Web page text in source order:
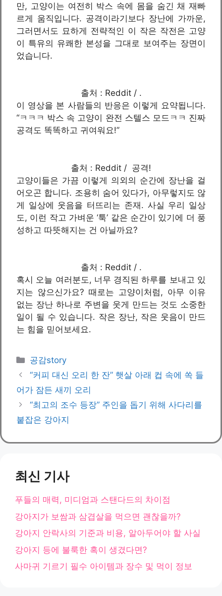
만, 고양이는 여전히 박스 속에 몸을 숨긴 채 재빠
르게 움직입니다. 공격이라기보다 장난에 가까운,
그러면서도 묘하게 전략적인 이 작은 작전은 고양
이 특유의 유쾌한 본성을 그대로 보여주는 장면이
었습니다.
출처 : Reddit / .
이 영상을 본 사람들의 반응은 이렇게 요약됩니다.
“ㅋㅋㅋ 박스 속 고양이 완전 스텔스 모드ㅋㅋ 진짜
공격도 똑똑하고 귀여워요!”
출처 : Reddit / 공격!
고양이들은 가끔 이렇게 의외의 순간에 장난을 걸
어오곤 합니다. 조용히 숨어 있다가, 아무렇지도 않
게 일상에 웃음을 터뜨리는 존재. 사실 우리 일상
도, 이런 작고 가벼운 ‘툭’ 같은 순간이 있기에 더 풍
성하고 따뜻해지는 건 아닐까요?
출처 : Reddit / .
혹시 오늘 여러분도, 너무 경직된 하루를 보내고 있
지는 않으신가요? 때로는 고양이처럼, 아무 이유
없는 장난 하나로 주변을 웃게 만드는 것도 소중한
일이 될 수 있습니다. 작은 장난, 작은 웃음이 만드
는 힘을 믿어보세요.
카
테
리
공감story
“커피 대신 오리 한 잔” 햇살 아래 컵 속에 쏙 들
어가 잠든 새끼 오리
“최고의 조수 등장” 주인을 돕기 위해 사다리를
붙잡은 강아지
최신 기사
푸들의 매력, 미디엄과 스탠다드의 차이점
강아지가 보쌈과 삼겹살을 먹으면 괜찮을까?
강아지 안락사의 기준과 비용, 알아두어야 할 사실
강아지 등에 불룩한 혹이 생겼다면?
사마귀 기르기 필수 아이템과 장수 및 먹이 정보